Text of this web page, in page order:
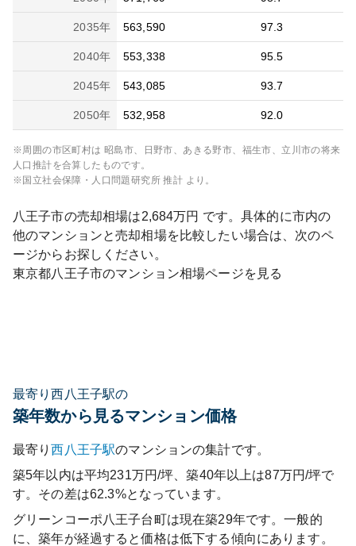
2035年 563,590 97.3
2040年 553,338 95.5
2045年 543,085 93.7
2050年 532,958 92.0
※周囲の市区町村は 昭島市、日野市、あきる野市、福生市、立川市の将来
人口推計を合算したものです。
※国立社会保障・人口問題研究所 推計 より。
八王子市の売却相場は2,684万円 です。具体的に市内の
他のマンションと売却相場を比較したい場合は、次のペ
ージからお探しください。
東京都八王子市のマンション相場ページを見る
最寄り西八王子駅の
築年数から見るマンション価格
最寄り西八王子駅のマンションの集計です。
築5年以内は平均231万円/坪、築40年以上は87万円/坪で
す。その差は62.3%となっています。
グリーンコーポ八王子台町は現在築29年です。一般的
に、築年が経過すると価格は低下する傾向にあります。